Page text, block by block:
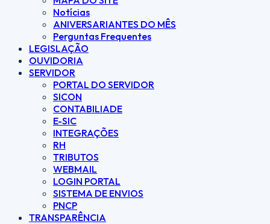
Notícias
ANIVERSARIANTES DO MÊS
Perguntas Frequentes
LEGISLAÇÃO
OUVIDORIA
SERVIDOR
PORTAL DO SERVIDOR
SICON
CONTABILIADE
E-SIC
INTEGRAÇÕES
RH
TRIBUTOS
WEBMAIL
LOGIN PORTAL
SISTEMA DE ENVIOS
PNCP
TRANSPARÊNCIA